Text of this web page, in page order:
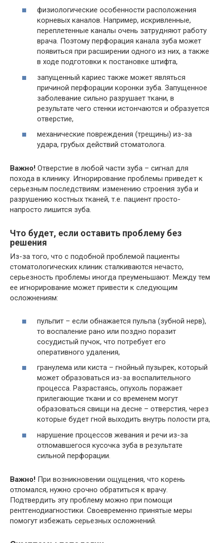
физиологические особенности расположения
корневых каналов. Например, искривленные,
переплетенные каналы очень затрудняют работу
врача. Поэтому перфорация канала зуба может
появиться при расширении одного из них, а также
в ходе подготовки к постановке штифта,
запущенный кариес также может являться
причиной перфорации коронки зуба. Запущенное
заболевание сильно разрушает ткани, в
результате чего стенки истончаются и образуется
отверстие,
механические повреждения (трещины) из-за
удара, грубых действий стоматолога.
Важно! Отверстие в любой части зуба – сигнал для
похода в клинику. Игнорирование проблемы приведет к
серьезным последствиям: изменению строения зуба и
разрушению костных тканей, т.е. пациент просто-
напросто лишится зуба.
Что будет, если оставить проблему без
решения
Из-за того, что с подобной проблемой пациенты
стоматологических клиник сталкиваются нечасто,
серьезность проблемы иногда преуменьшают. Между тем
ее игнорирование может привести к следующим
осложнениям:
пульпит – если обнажается пульпа (зубной нерв),
то воспаление рано или поздно поразит
сосудистый пучок, что потребует его
оперативного удаления,
гранулема или киста – гнойный пузырек, который
может образоваться из-за воспалительного
процесса. Разрастаясь, опухоль поражает
прилегающие ткани и со временем могут
образоваться свищи на десне – отверстия, через
которые будет гной выходить внутрь полости рта,
нарушение процессов жевания и речи из-за
отломавшегося кусочка зуба в результате
сильной перфорации.
Важно! При возникновении ощущения, что корень
отломался, нужно срочно обратиться к врачу.
Подтвердить эту проблему можно при помощи
рентгенодиагностики. Своевременно принятые меры
помогут избежать серьезных осложнений.